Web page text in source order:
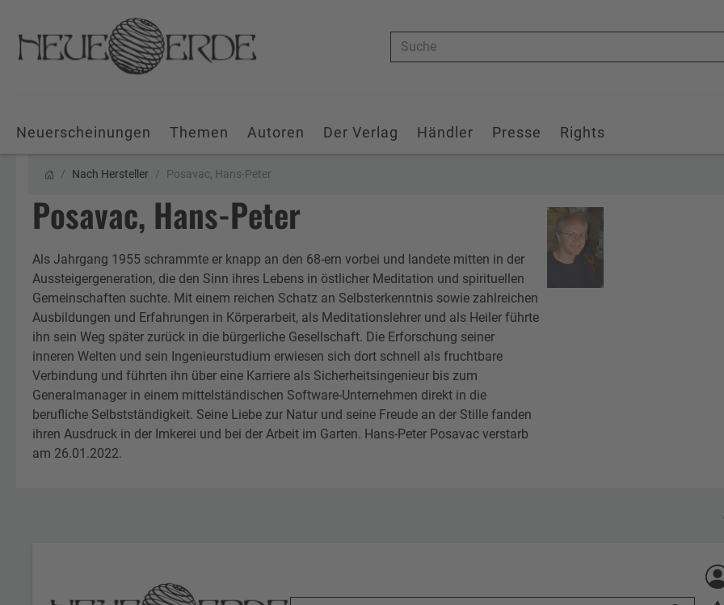
Suche
Neuerscheinungen Themen Autoren Der Verlag Händler Presse Rights
Nach Hersteller Posavac, Hans-Peter
Posavac, Hans-Peter
Als Jahrgang 1955 schrammte er knapp an den 68-ern vorbei und landete mitten in der
Aussteigergeneration, die den Sinn ihres Lebens in östlicher Meditation und spirituellen
Gemeinschaften suchte. Mit einem reichen Schatz an Selbsterkenntnis sowie zahlreichen
Ausbildungen und Erfahrungen in Körperarbeit, als Meditationslehrer und als Heiler führte
ihn sein Weg später zurück in die bürgerliche Gesellschaft. Die Erforschung seiner
inneren Welten und sein Ingenieurstudium erwiesen sich dort schnell als fruchtbare
Verbindung und führten ihn über eine Karriere als Sicherheitsingenieur bis zum
Generalmanager in einem mittelständischen Software-Unternehmen direkt in die
berufliche Selbstständigkeit. Seine Liebe zur Natur und seine Freude an der Stille fanden
ihren Ausdruck in der Imkerei und bei der Arbeit im Garten. Hans-Peter Posavac verstarb
am 26.01.2022.